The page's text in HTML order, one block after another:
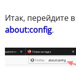
Итак, перейдите
about:config.